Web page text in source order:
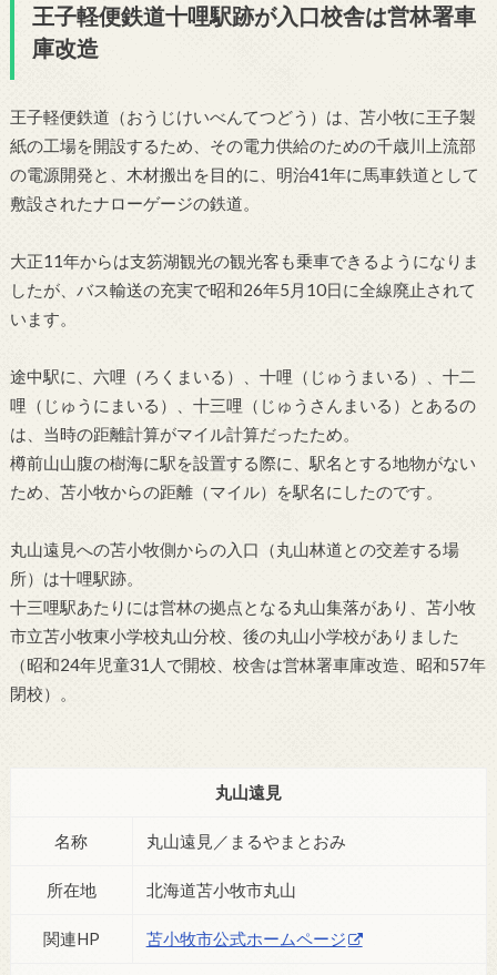
王子軽便鉄道十哩駅跡が入口校舎は営林署車
庫改造
王子軽便鉄道（おうじけいべんてつどう）は、苫小牧に王子製
紙の工場を開設するため、その電力供給のための千歳川上流部
の電源開発と、木材搬出を目的に、明治41年に馬車鉄道として
敷設されたナローゲージの鉄道。
大正11年からは支笏湖観光の観光客も乗車できるようになりま
したが、バス輸送の充実で昭和26年5月10日に全線廃止されて
います。
途中駅に、六哩（ろくまいる）、十哩（じゅうまいる）、十二
哩（じゅうにまいる）、十三哩（じゅうさんまいる）とあるの
は、当時の距離計算がマイル計算だったため。
樽前山山腹の樹海に駅を設置する際に、駅名とする地物がない
ため、苫小牧からの距離（マイル）を駅名にしたのです。
丸山遠見への苫小牧側からの入口（丸山林道との交差する場
所）は十哩駅跡。
十三哩駅あたりには営林の拠点となる丸山集落があり、苫小牧
市立苫小牧東小学校丸山分校、後の丸山小学校がありました
（昭和24年児童31人で開校、校舎は営林署車庫改造、昭和57年
閉校）。
丸山遠見
名称 丸山遠見／まるやまとおみ
所在地 北海道苫小牧市丸山
関連HP 苫小牧市公式ホームページ